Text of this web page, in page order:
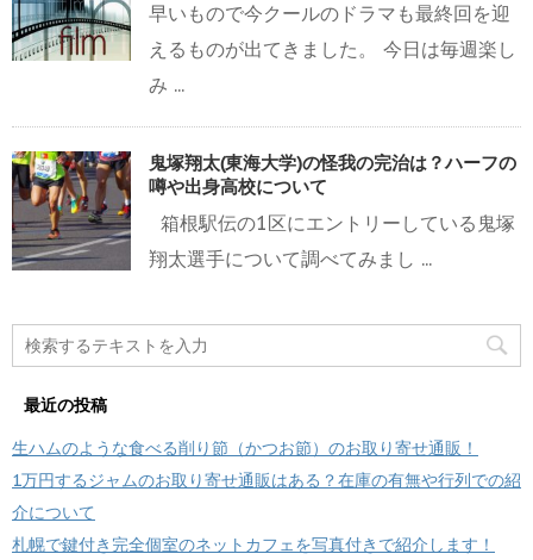
早いもので今クールのドラマも最終回を迎
えるものが出てきました。 今日は毎週楽し
み ...
鬼塚翔太(東海大学)の怪我の完治は？ハーフの
噂や出身高校について
箱根駅伝の1区にエントリーしている鬼塚
翔太選手について調べてみまし ...
最近の投稿
生ハムのような食べる削り節（かつお節）のお取り寄せ通販！
1万円するジャムのお取り寄せ通販はある？在庫の有無や行列での紹
介について
札幌で鍵付き完全個室のネットカフェを写真付きで紹介します！